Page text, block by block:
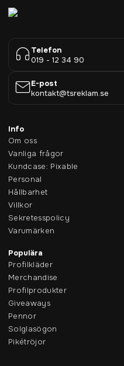
Telefon
019 - 12 34 90
E-post
kontakt@tsreklam.se
Info
Om oss
Vanliga frågor
Kundcase: Pixable
Personal
Hållbarhet
Villkor
Sekretesspolicy
Varumärken
Populära
Profilkläder
Merchandise
Profilprodukter
Giveaways
Pennor
Solglasögon
Pikétröjor